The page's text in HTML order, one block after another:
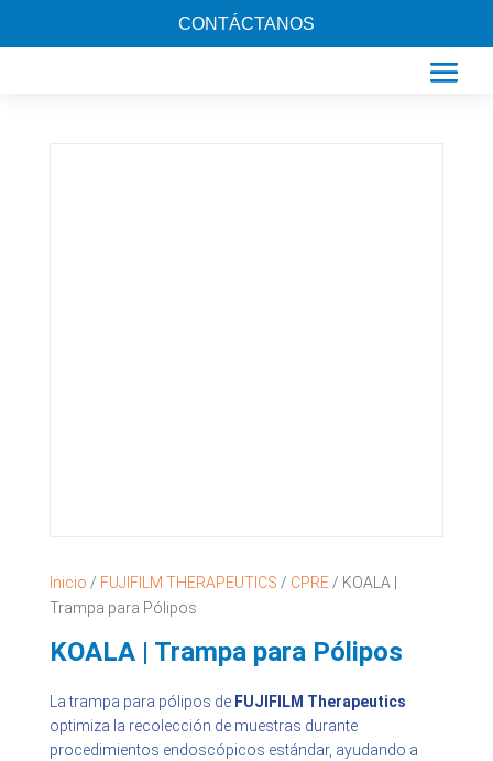
CONTÁCTANOS
Inicio / FUJIFILM THERAPEUTICS / CPRE/ KOALA |
Trampa para Pólipos
KOALA | Trampa para Pólipos
La trampa para pólipos de FUJIFILM Therapeutics
optimiza la recolección de muestras durante
procedimientos endoscópicos estándar, ayudando a